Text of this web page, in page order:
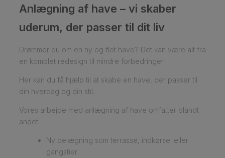
Anlægning af have – vi skaber
uderum, der passer til dit liv
Drømmer du om en ny og flot have? Det kan være alt fra
en komplet redesign til mindre forbedringer.
Her kan du få hjælp til at skabe en have, der passer til
din hverdag og din stil.
Vores arbejde med anlægning af have omfatter blandt
andet:
Ny belægning som terrasse, indkørsel eller
gangstier